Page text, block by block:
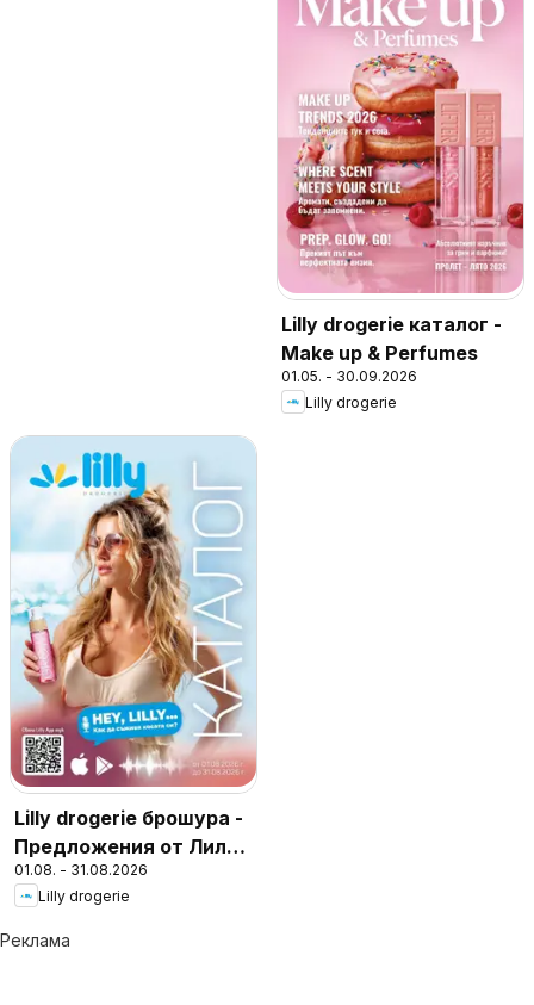
Lilly drogerie каталог -
Make up & Perfumes
01.05. - 30.09.2026
Lilly drogerie
Lilly drogerie брошура -
Предложения от Лили
Дрогерие
01.08. - 31.08.2026
Lilly drogerie
Реклама